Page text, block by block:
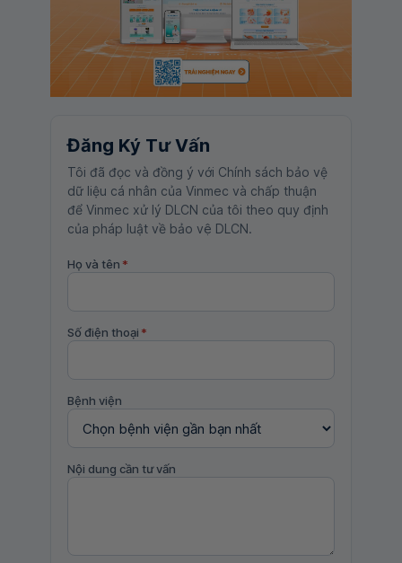
Đăng Ký Tư Vấn
Tôi đã đọc và đồng ý với Chính sách bảo vệ
dữ liệu cá nhân của Vinmec và chấp thuận
để Vinmec xử lý DLCN của tôi theo quy định
của pháp luật về bảo vệ DLCN.
Họ và tên *
Số điện thoại *
Bệnh viện
Nội dung cần tư vấn